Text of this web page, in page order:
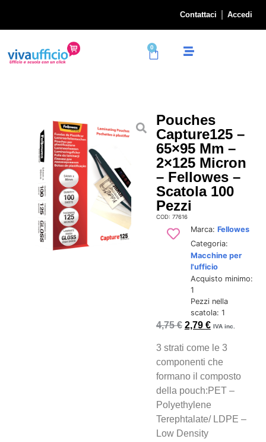
Contattaci Accedi
0
Pouches
Capture125 –
65×95 Mm –
2×125 Micron
– Fellowes –
Scatola 100
Pezzi
COD: 77616
Marca: Fellowes
Categoria:
Macchine per
l'ufficio
Acquisto minimo:
1
Pezzi nella
scatola: 1
4,75€ 2,79 € IVA inc.
3 strati come le 3
componenti che
formano il composto
della pouch:PET –
Polyethylene
Terephtalate/ LDPE –
Low Density